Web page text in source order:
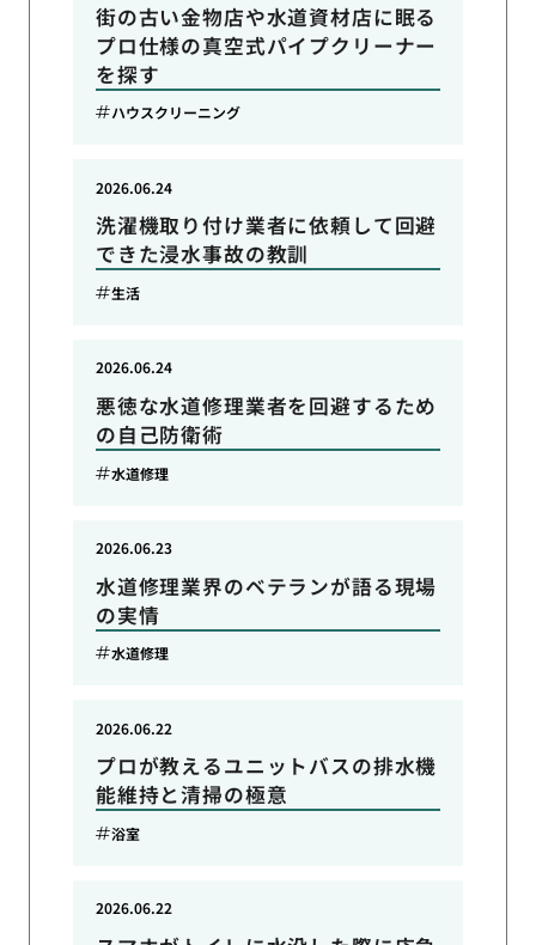
街の古い金物店や水道資材店に眠る
プロ仕様の真空式パイプクリーナー
を探す
ハウスクリーニング
洗濯機取り付け業者に依頼して回避
できた浸水事故の教訓
2026.06.24
生活
悪徳な水道修理業者を回避するため
の自己防衛術
2026.06.24
水道修理
水道修理業界のベテランが語る現場
の実情
2026.06.23
水道修理
プロが教えるユニットバスの排水機
能維持と清掃の極意
2026.06.22
浴室
2026.06.22